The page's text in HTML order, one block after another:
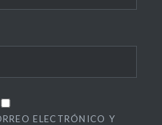
ELECTRÓNICO Y